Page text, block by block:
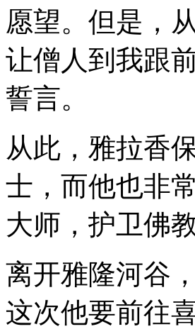
愿望。但是，
让僧人到我跟
誓言。
从此，雅拉香
士，而他也非
大师，护卫佛教
离开雅隆河谷
这次他要前往